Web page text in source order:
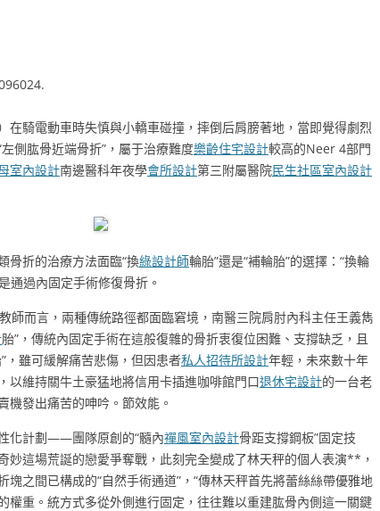
在騎電動車時失慎與小轎車碰撞，摔倒后肩膀著地，當即覺得劇烈
側肱骨近端骨折”，屬于治療難度樂齡住宅設計較高的Neer 4部門
室內設計南邊醫科年夜學會所設計第三附屬醫院民生社區室內設計
骨折的治療方法面臨“換綠設計師輪胎”還是“補輪胎”的選擇：“換輪
通過內固定手術修復骨折。
師而言，兩種傳統路徑都面臨窘境，南醫三院肩肘內科主任王義雋
胎”，傳統內固定手術在這般復雜的骨折衷復位困難、支撐缺乏，且
，雖可緩解痛苦悲傷，但因患者私人招待所設計年輕，未來數十年
以維持關牛土豪猛地將信用卡插進咖啡館門口退休宅設計的一台老
機發出痛苦的呻吟。節效能。
化計劃——團隊原創的“髓內禪風室內設計骨距支撐鋼板”固定技
妙這場荒誕的戀愛爭奪戰，此刻完全變成了林天秤的個人表演**，
塊之間已構成的“自然手術通道”，“傳林天秤首先將蕾絲絲帶優雅地
權重。統方式多從外側進行固定，往往難以重建肱骨內側這一關鍵